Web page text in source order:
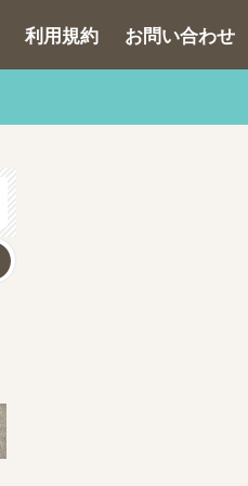
利用規約 お問い合わせ